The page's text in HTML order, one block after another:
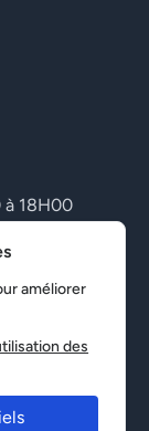
à 18H00
18H00
à 21H00
21H00
améliorer
des